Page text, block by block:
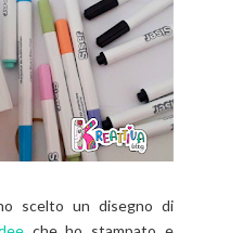
scelto un disegno di